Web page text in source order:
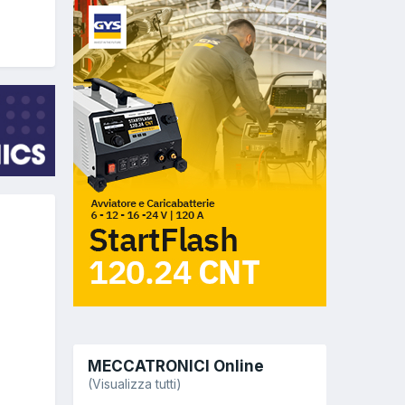
MECCATRONICI Online
(Visualizza tutti)